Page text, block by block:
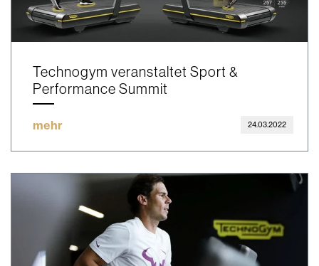
Technogym veranstaltet Sport &
Performance Summit
mehr 24.03.2022